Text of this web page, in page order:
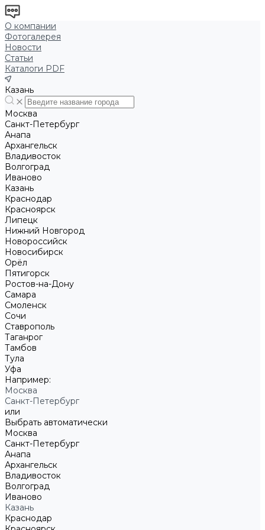
О компании
Фотогалерея
Новости
Статьи
Каталоги PDF
Казань
Москва
Санкт-Петербург
Анапа
Архангельск
Владивосток
Волгоград
Иваново
Казань
Краснодар
Красноярск
Липецк
Нижний Новгород
Новороссийск
Новосибирск
Орёл
Пятигорск
Ростов-на-Дону
Самара
Смоленск
Сочи
Ставрополь
Таганрог
Тамбов
Тула
Уфа
Например:
Москва
Санкт-Петербург
или
Выбрать автоматически
Москва
Санкт-Петербург
Анапа
Архангельск
Владивосток
Волгоград
Иваново
Казань
Краснодар